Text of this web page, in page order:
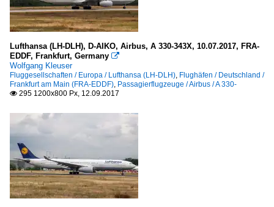
Lufthansa (LH-DLH), D-AIKO, Airbus, A 330-343X, 10.07.2017, FRA-
EDDF, Frankfurt, Germany 
Wolfgang Kleuser
Fluggesellschaften / Europa / Lufthansa (LH-DLH), Flughäfen / Deutschland /
Frankfurt am Main (FRA-EDDF), Passagierflugzeuge / Airbus / A 330-
 295 1200x800 Px, 12.09.2017